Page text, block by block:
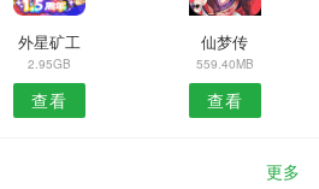
外星矿工
2.95GB
查看
仙梦传
559.40MB
查看
更多